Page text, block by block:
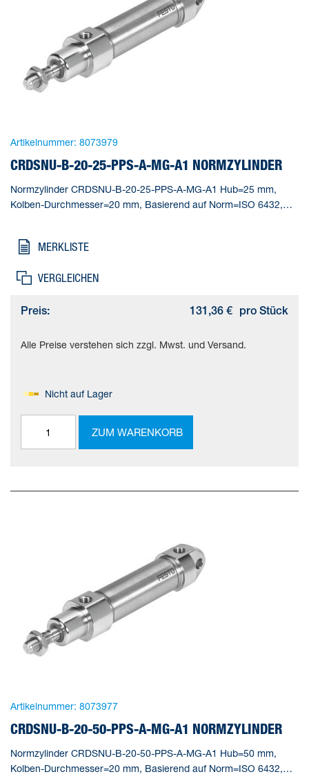
Artikelnummer: 8073979
CRDSNU-B-20-25-PPS-A-MG-A1 NORMZYLINDER
Normzylinder CRDSNU-B-20-25-PPS-A-MG-A1 Hub=25 mm,
Kolben-Durchmesser=20 mm, Basierend auf Norm=ISO 6432,
MERKLISTE
VERGLEICHEN
Preis: 131,36 € pro Stück
Alle Preise verstehen sich zzgl. Mwst. und Versand.
Nicht auf Lager
ZUM WARENKORB
Artikelnummer: 8073977
CRDSNU-B-20-50-PPS-A-MG-A1 NORMZYLINDER
Normzylinder CRDSNU-B-20-50-PPS-A-MG-A1 Hub=50 mm,
Kolben-Durchmesser=20 mm, Basierend auf Norm=ISO 6432,